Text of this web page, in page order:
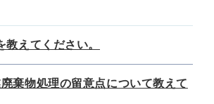
えてください。
棄物処理の留意点について教えて